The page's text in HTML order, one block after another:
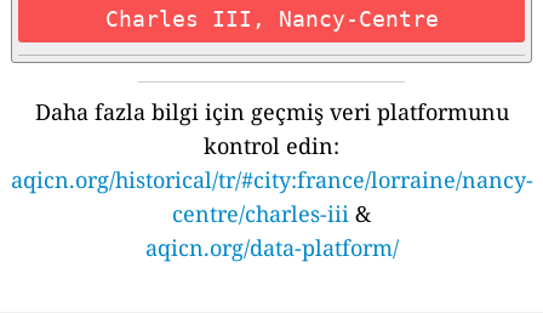
Charles III, Nancy-Centre
Daha fazla bilgi için geçmiş veri platformunu
kontrol edin:
aqicn.org/historical/tr/#city:france/lorraine/nancy-
centre/charles-iii &
aqicn.org/data-platform/